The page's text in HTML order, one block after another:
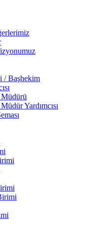
/ Başhekim
Yardımcısı